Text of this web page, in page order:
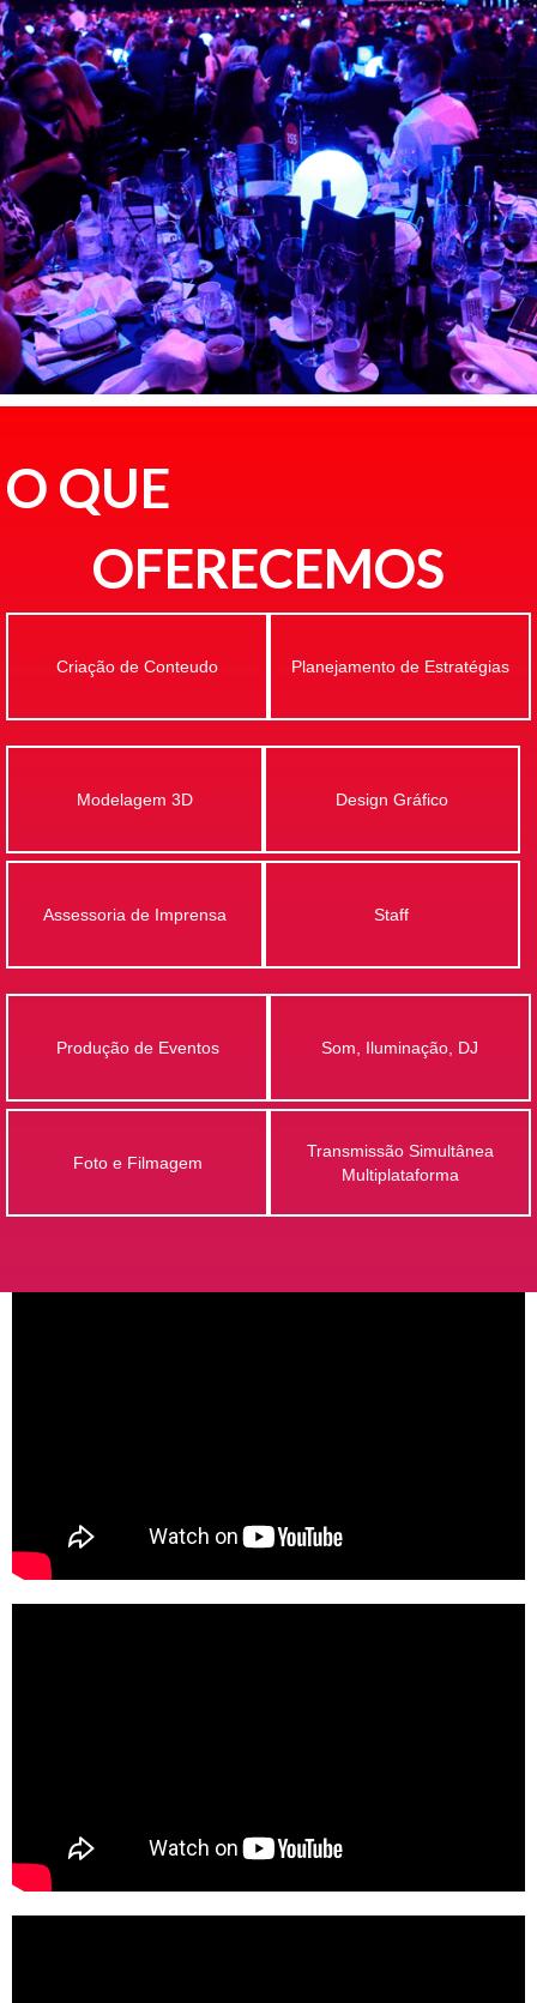
O QUE
OFERECEMOS
Criação de Conteudo Planejamento de Estratégias
Modelagem 3D Design Gráfico
Assessoria de Imprensa Staff
Produção de Eventos Som, Iluminação, DJ
Foto e Filmagem
Transmissão Simultânea
Multiplataforma